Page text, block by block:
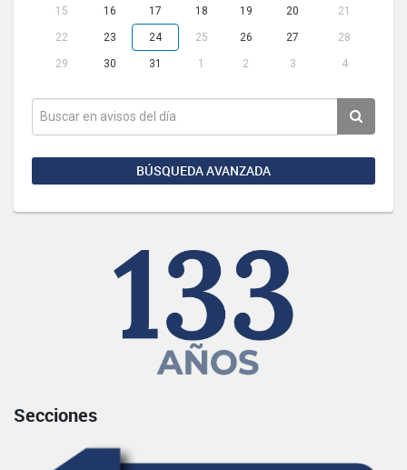
15
16 17 18 19 20 21
22 23 24 25 26 27 28
29 30 31 1 2 3 4
BÚSQUEDA AVANZADA
Secciones